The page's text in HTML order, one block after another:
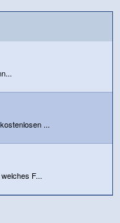
...
F...